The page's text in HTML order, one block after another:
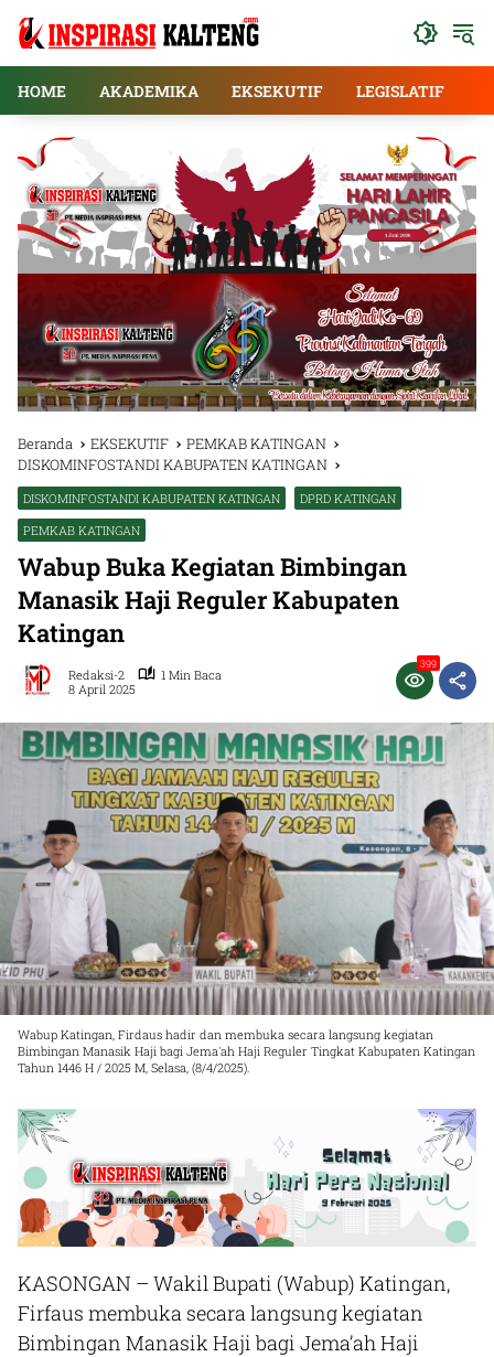
HOME
AKADEMIKA EKSEKUTIF LEGISLATIF
Beranda EKSEKUTIF
PEMKAB KATINGAN
DISKOMINFOSTANDI KABUPATEN KATINGAN
DISKOMINFOSTANDI KABUPATEN KATINGAN
DPRD KATINGAN
PEMKAB KATINGAN
Wabup Buka Kegiatan Bimbingan
Manasik Haji Reguler Kabupaten
Katingan
Redaksi-2
1 Min Baca
8 April 2025
399
Wabup Katingan, Firdaus hadir dan membuka secara langsung kegiatan
Bimbingan Manasik Haji bagi Jema'ah Haji Reguler Tingkat Kabupaten Katingan
Tahun 1446 H / 2025 M, Selasa, (8/4/2025).
KASONGAN – Wakil Bupati (Wabup) Katingan,
Firfaus membuka secara langsung kegiatan
Bimbingan Manasik Haji bagi Jema’ah Haji